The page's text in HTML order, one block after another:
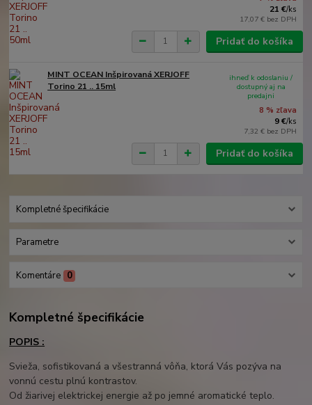
21 €/ks
17,07 € bez DPH
Pridať do košíka
MINT OCEAN Inšpirovaná XERJOFF
Torino 21 .. 15ml
8 % zľava
9 €/ks
7,32 € bez DPH
ihneď k odoslaniu /
dostupný aj na
predajni
Pridať do košíka
Kompletné špecifikácie
Parametre
Komentáre 0
Kompletné špecifikácie
POPIS :
Svieža, sofistikovaná a všestranná vôňa, ktorá Vás pozýva na
vonnú cestu plnú kontrastov.
Od žiarivej elektrickej energie až po jemné aromatické teplo.